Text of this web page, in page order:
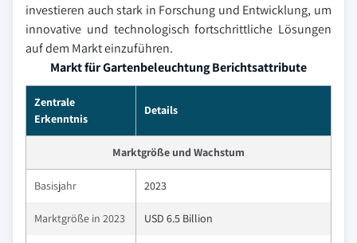
investieren auch stark in Forschung und Entwicklung, um
innovative und technologisch fortschrittliche Lösungen
auf dem Markt einzuführen.
Markt für Gartenbeleuchtung Berichtsattribute
Zentrale
Erkenntnis
Details
Marktgröße und Wachstum
Basisjahr 2023
Marktgröße in 2023 USD 6.5 Billion